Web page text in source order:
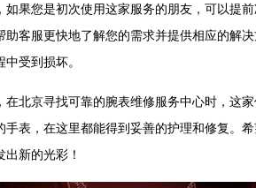
预约）
室（需提前预约）
（需提前预约）
提前预约）
（需提前预约）
室（需提前预约）
提前预约）
室（需提前预约）
如果您是初次使用这家服务的朋友，可以提
助客服更快地了解您的需求并提供相应的解
受到损坏。
在北京寻找可靠的腕表维修服务中心时，这
手表，在这里都能得到妥善的护理和修复。
出新的光彩！